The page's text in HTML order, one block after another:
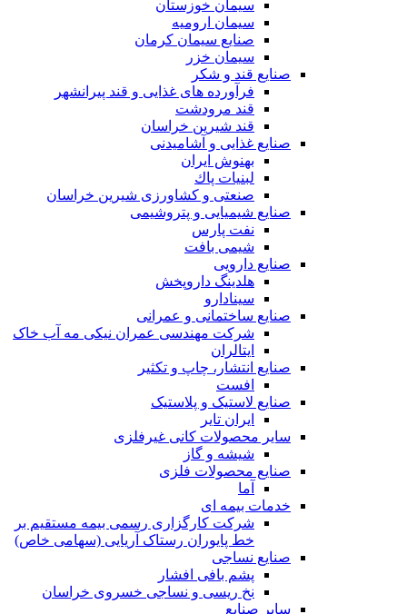
سیمان خوزستان
سیمان ارومیه
صنایع سیمان کرمان
سیمان خزر
صنایع قند و شکر
فرآورده های غذایی و قند پیرانشهر
قند مرودشت
قند شیرین خراسان
صنایع غذايی و آشاميدنی
بهنوش ایران
لبنيات پاك
صنعتی و کشاورزی شیرین خراسان
صنایع شیمیایی و پتروشیمی
نفت پارس
شیمی بافت
صنایع دارویی
هلدینگ داروپخش
سینادارو
صنایع ساختمانی و عمرانی
شرکت مهندسی عمران نیکی مه آب خاک
ایتالران
صنایع انتشار، چاپ و تکثير
افست
صنایع لاستیک و پلاستیک
ایران تایر
ساير محصولات كانی غيرفلزی
شیشه و گاز
صنایع محصولات فلزی
آما
خدمات بیمه ای
شرکت کارگزاری رسمی بیمه مستقیم بر
خط پایوران رستاک آریایی (سهامی خاص)
صنایع نساجی
پشم بافی افشار
نخ ریسی و نساجی خسروی خراسان
سایر صنایع